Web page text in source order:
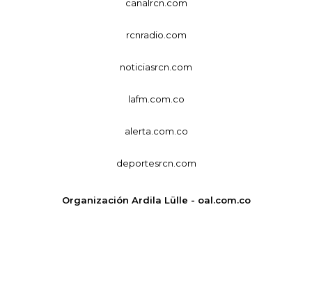
canalrcn.com
rcnradio.com
noticiasrcn.com
lafm.com.co
alerta.com.co
deportesrcn.com
Organización Ardila Lülle - oal.com.co